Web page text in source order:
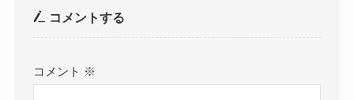
コメントする
コメント ※